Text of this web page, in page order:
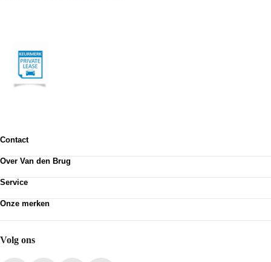
Contact
Vestigingen
Van den Brug account
Over Van den Brug
Over Van den Brug
Partnerships
Service
Pechhulp
Onze merken
SEAT
Volg ons